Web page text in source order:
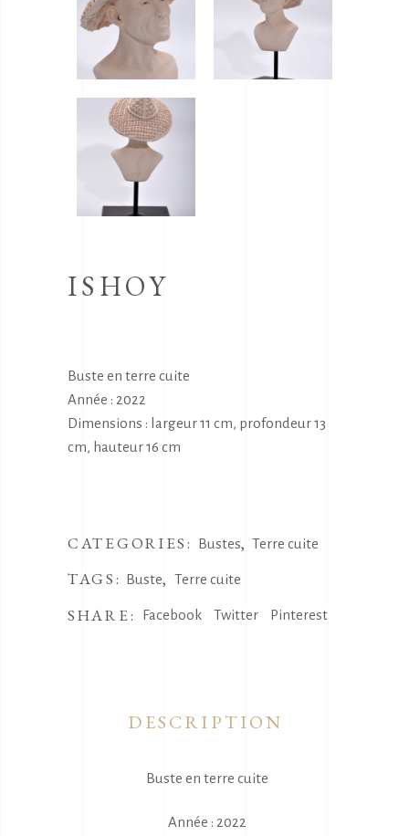
ISHOY
Buste en terre cuite
Année : 2022
Dimensions : largeur 11 cm, profondeur 13
cm, hauteur 16 cm
CATEGORIES: Bustes,Terre cuite
TAGS: Buste, Terre cuite
SHARE: Facebook Twitter Pinterest
DESCRIPTION
Buste en terre cuite
Année : 2022